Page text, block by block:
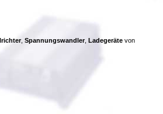
, Spannungswandler, Ladegeräte von